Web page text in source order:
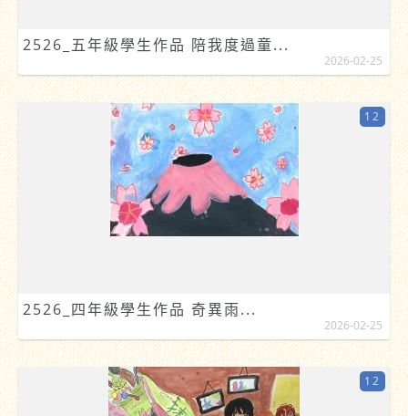
2526_五年級學生作品 陪我度過童...
2026-02-25
2526_四年級學生作品 奇異雨...
12
2026-02-25
12